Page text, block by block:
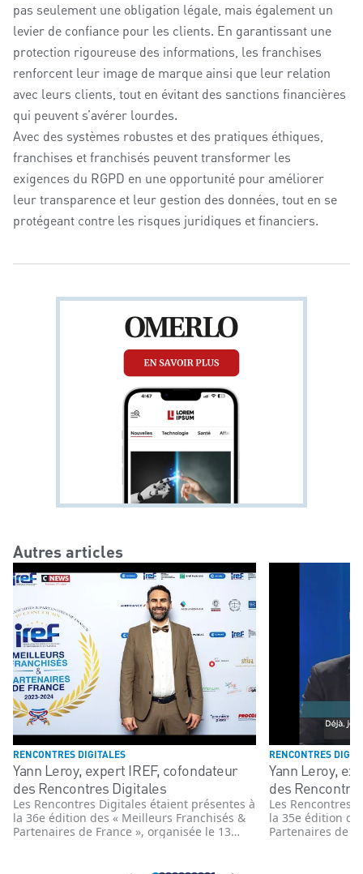
pas seulement une obligation légale, mais également un
levier de confiance pour les clients. En garantissant une
protection rigoureuse des informations, les franchises
renforcent leur image de marque ainsi que leur relation
avec leurs clients, tout en évitant des sanctions financières
qui peuvent s’avérer lourdes.
Avec des systèmes robustes et des pratiques éthiques,
franchises et franchisés peuvent transformer les
exigences du RGPD en une opportunité pour améliorer
leur transparence et leur gestion des données, tout en se
protégeant contre les risques juridiques et financiers.
Autres articles
RENCONTRES DIGITALES
Yann Leroy, expert IREF, cofondateur
des Rencontres Digitales
Les Rencontres Digitales étaient présentes à
la 36e édition des « Meilleurs Franchisés &
Partenaires de France », organisée le 13
RENCONTRES
Yann Leroy,
des
Les Rencontres
la 35e édition
Partenaires de